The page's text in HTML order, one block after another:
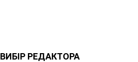
ВИБІР РЕДАКТОРА